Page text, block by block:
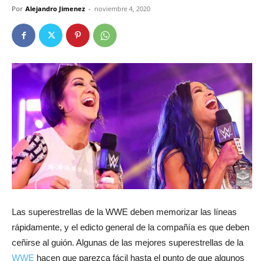
Por Alejandro Jimenez - noviembre 4, 2020
Las superestrellas de la WWE deben memorizar las líneas
rápidamente, y el edicto general de la compañía es que deben
ceñirse al guión. Algunas de las mejores superestrellas de la
WWE hacen que parezca fácil hasta el punto de que algunos